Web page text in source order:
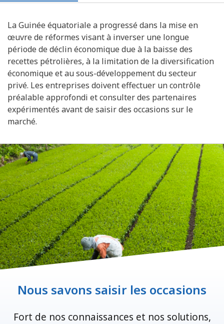
La Guinée équatoriale a progressé dans la mise en
œuvre de réformes visant à inverser une longue
période de déclin économique due à la baisse des
recettes pétrolières, à la limitation de la diversification
économique et au sous-développement du secteur
privé. Les entreprises doivent effectuer un contrôle
préalable approfondi et consulter des partenaires
expérimentés avant de saisir des occasions sur le
marché.
Nous savons saisir les occasions
Fort de nos connaissances et nos solutions,